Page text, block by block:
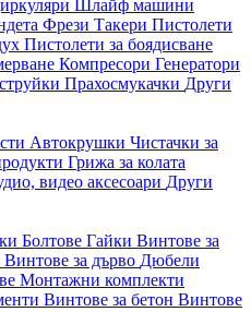
Шлайф машини
Фрези Такери Пистолети
Пистолети за боядисване
Компресори Генератори
Прахосмукачки Други
Автокрушки Чистачки за
Грижа за колата
видео аксесоари Други
Болтове Гайки Винтове за
Винтове за дърво Дюбели
Монтажни комплекти
Винтове за бетон Винтове